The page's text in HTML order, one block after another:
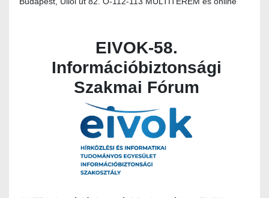
EIVOK-58.
Információbiztonsági
Szakmai Fórum